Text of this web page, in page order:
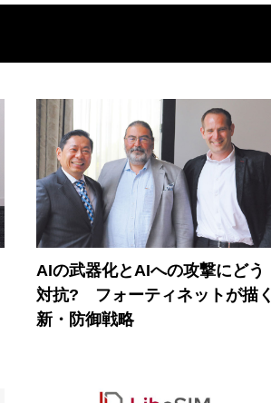
AIの武器化とAIへの攻撃にどう
対抗? フォーティネットが描く
新・防御戦略